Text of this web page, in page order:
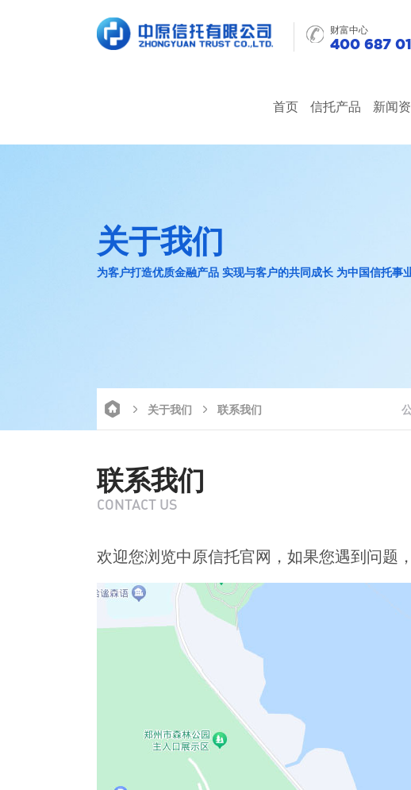
财富中心
400 687
首页 信托产品 新闻
关于我们
为客户打造优质金融产品 实现与客户的共同成长 为中国信托事
关于我们 联系我们
联系我们
CONTACT US
欢迎您浏览中原信托官网，如果您遇到问题